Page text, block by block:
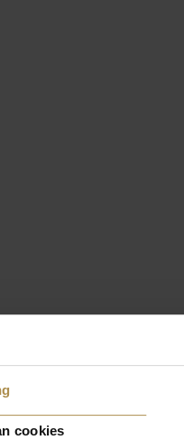
cookies